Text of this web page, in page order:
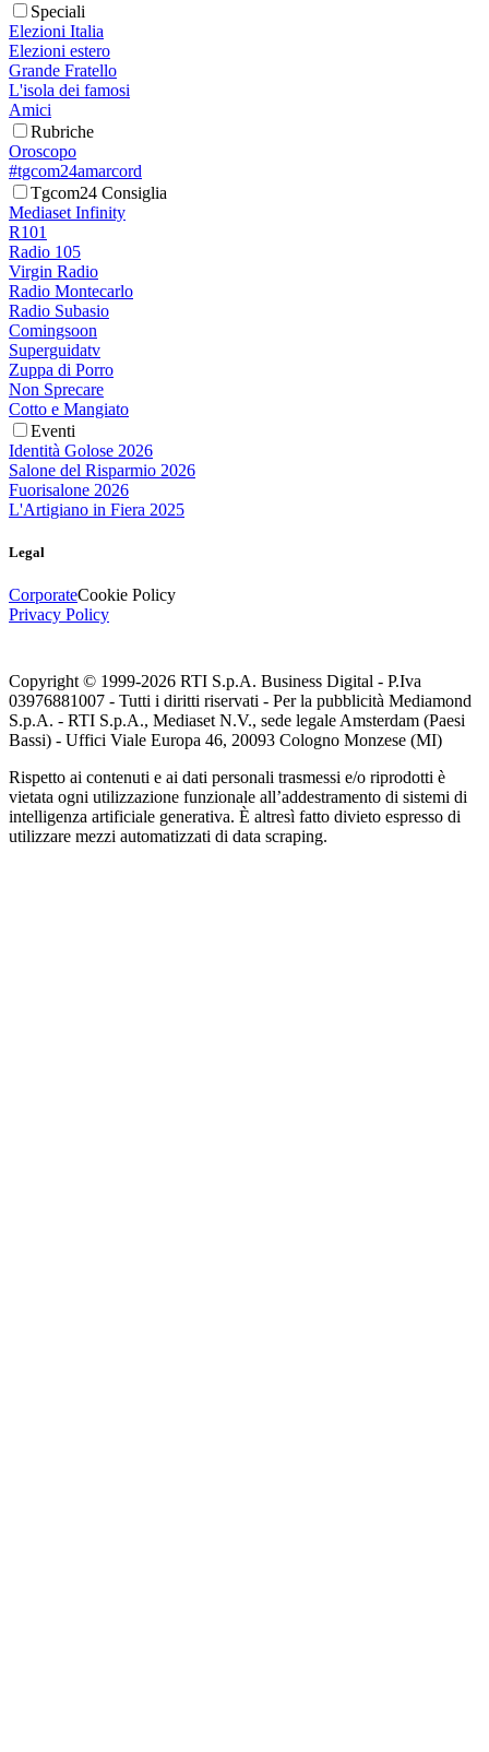
Speciali
Elezioni Italia
Elezioni estero
Grande Fratello
L'isola dei famosi
Amici
Rubriche
Oroscopo
#tgcom24amarcord
Tgcom24 Consiglia
Mediaset Infinity
R101
Radio 105
Virgin Radio
Radio Montecarlo
Radio Subasio
Comingsoon
Superguidatv
Zuppa di Porro
Non Sprecare
Cotto e Mangiato
Eventi
Identità Golose 2026
Salone del Risparmio 2026
Fuorisalone 2026
L'Artigiano in Fiera 2025
Legal
CorporateCookie Policy
Privacy Policy
Copyright © 1999-2026 RTI S.p.A. Business Digital - P.Iva
03976881007 - Tutti i diritti riservati - Per la pubblicità Mediamond
S.p.A. - RTI S.p.A., Mediaset N.V., sede legale Amsterdam (Paesi
Bassi) - Uffici Viale Europa 46, 20093 Cologno Monzese (MI)
Rispetto ai contenuti e ai dati personali trasmessi e/o riprodotti è
vietata ogni utilizzazione funzionale all’addestramento di sistemi di
intelligenza artificiale generativa. È altresì fatto divieto espresso di
utilizzare mezzi automatizzati di data scraping.